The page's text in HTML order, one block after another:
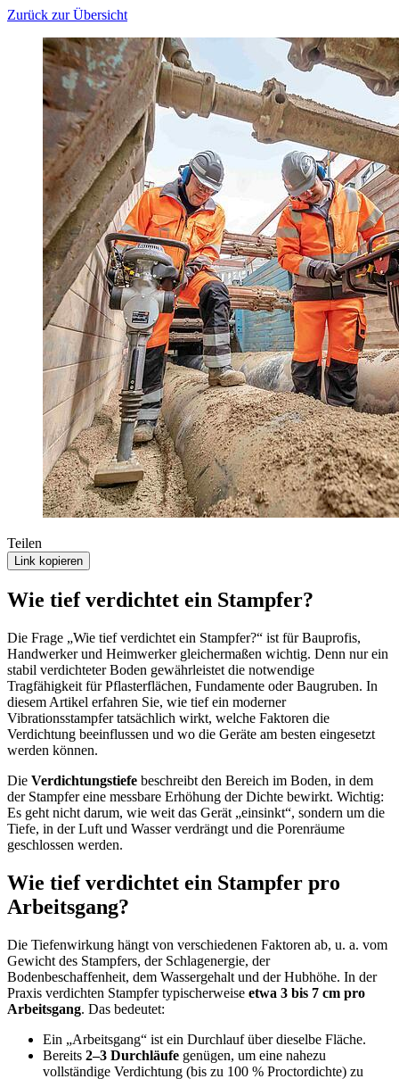
Zurück zur Übersicht
Teilen
Link kopieren
Wie tief verdichtet ein Stampfer?
Die Frage „Wie tief verdichtet ein Stampfer?“ ist für Bauprofis,
Handwerker und Heimwerker gleichermaßen wichtig. Denn nur ein
stabil verdichteter Boden gewährleistet die notwendige
Tragfähigkeit für Pflasterflächen, Fundamente oder Baugruben. In
diesem Artikel erfahren Sie, wie tief ein moderner
Vibrationsstampfer tatsächlich wirkt, welche Faktoren die
Verdichtung beeinflussen und wo die Geräte am besten eingesetzt
werden können.
Die Verdichtungstiefe beschreibt den Bereich im Boden, in dem
der Stampfer eine messbare Erhöhung der Dichte bewirkt. Wichtig:
Es geht nicht darum, wie weit das Gerät „einsinkt“, sondern um die
Tiefe, in der Luft und Wasser verdrängt und die Porenräume
geschlossen werden.
Wie tief verdichtet ein Stampfer pro
Arbeitsgang?
Die Tiefenwirkung hängt von verschiedenen Faktoren ab, u. a. vom
Gewicht des Stampfers, der Schlagenergie, der
Bodenbeschaffenheit, dem Wassergehalt und der Hubhöhe. In der
Praxis verdichten Stampfer typischerweise etwa 3 bis 7 cm pro
Arbeitsgang. Das bedeutet:
Ein „Arbeitsgang“ ist ein Durchlauf über dieselbe Fläche.
Bereits 2–3 Durchläufe genügen, um eine nahezu
vollständige Verdichtung (bis zu 100 % Proctordichte) zu